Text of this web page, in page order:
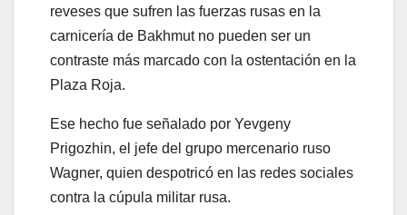
reveses que sufren las fuerzas rusas en la
carnicería de Bakhmut no pueden ser un
contraste más marcado con la ostentación en la
Plaza Roja.
Ese hecho fue señalado por Yevgeny
Prigozhin, el jefe del grupo mercenario ruso
Wagner, quien despotricó en las redes sociales
contra la cúpula militar rusa.